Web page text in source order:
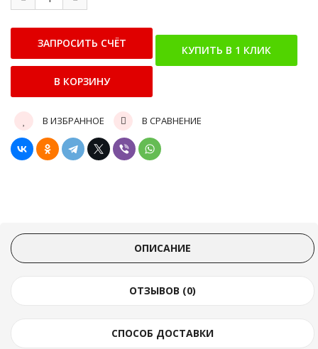
В ИЗБРАННОЕ В СРАВНЕНИЕ
ОПИСАНИЕ
ОТЗЫВОВ (0)
СПОСОБ ДОСТАВКИ